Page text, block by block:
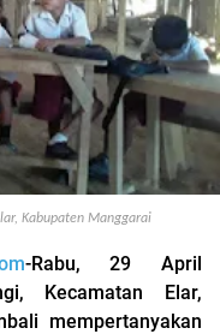
Kabupaten Manggarai
-Rabu, 29 April
Kecamatan Elar,
mempertanyakan